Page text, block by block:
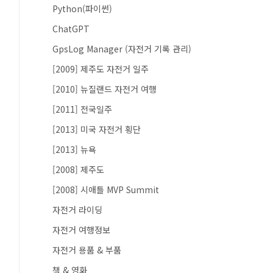
Python(파이썬)
ChatGPT
GpsLog Manager (자전거 기록 관리)
[2009] 제주도 자전거 일주
[2010] 뉴질랜드 자전거 여행
[2011] 전국일주
[2013] 미국 자전거 횡단
[2013] 뉴욕
[2008] 제주도
[2008] 시애틀 MVP Summit
자전거 라이딩
자전거 여행정보
자전거 용품 & 부품
책 & 영화